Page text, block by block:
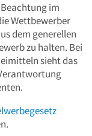
im
Wettbewerber
dem generellen
zu halten. Bei
sieht das